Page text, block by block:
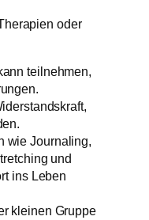
oder
teilnehmen,
wie Journaling,
und
ins Leben
kleinen Gruppe